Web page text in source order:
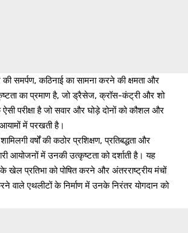
समर्पण, कठिनाई का सामना करने की क्षमता और
का प्रमाण है, जो ड्रैसेज, क्रॉस-कंट्री और शो
परीक्षा है जो सवार और घोड़े दोनों को कौशल और
में परखती है।
वर्षों की कठोर प्रशिक्षण, प्रतिबद्धता और
आयोजनों में उनकी उत्कृष्टता को दर्शाती है। यह
खेल प्रतिभा को पोषित करने और अंतरराष्ट्रीय मंचों
वाले एथलीटों के निर्माण में उनके निरंतर योगदान को